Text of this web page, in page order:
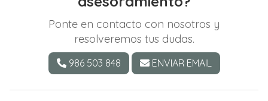
Ponte en contacto con nosotros y
resolveremos tus dudas.
986 503 848 ENVIAR EMAIL